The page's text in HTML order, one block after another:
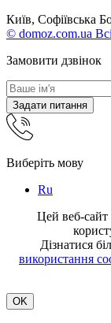
Київ, Софіївська
© domoz.com.ua
Замовити дзвінок
Задати питання
Виберіть мову
Ru
Цей веб-
Дізнатися
використання
OK